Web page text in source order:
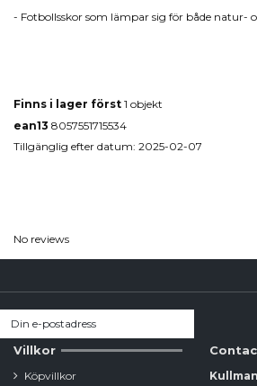
- Fotbollsskor som lämpar sig för både natur-
Finns i lager först 1 objekt
ean13 8057551715534
Tillgänglig efter datum: 2025-02-07
No reviews
Villkor
Köpvillkor